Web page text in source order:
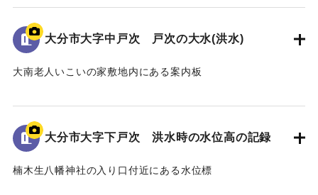
流されてきた家が境内のムクノキに引っかかった。
翌日の昼頃には水が引いていた。
大分市大字中戸次 戸次の大水(洪水)
大南老人いこいの家敷地内にある案内板
の詳細が示されている。水位は現在の地面より2.2ｍ。
倒壊家屋30戸、死者11名を出す大惨事であった。
地域住民の交流の場に設置されており、過去の災害について
大分市大字下戸次 洪水時の水位高の記録
楠木生八幡神社の入り口付近にある水位標